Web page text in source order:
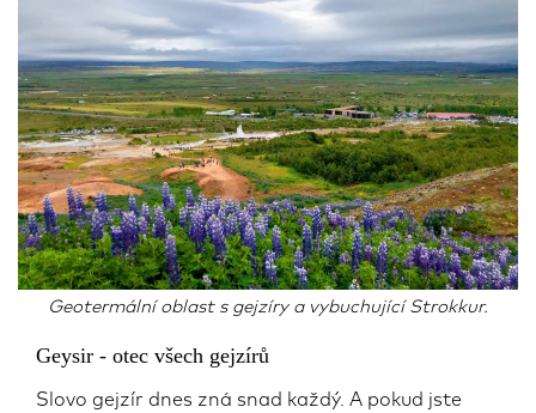
Geotermální oblast s gejzíry a vybuchující Strokkur.
Geysir - otec všech gejzírů
Slovo gejzír dnes zná snad každý. A pokud jste